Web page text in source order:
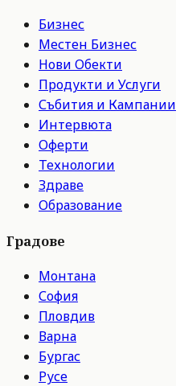
Бизнес
Местен Бизнес
Нови Обекти
Продукти и Услуги
Събития и Кампании
Интервюта
Оферти
Технологии
Здраве
Образование
Градове
Монтана
София
Пловдив
Варна
Бургас
Русе